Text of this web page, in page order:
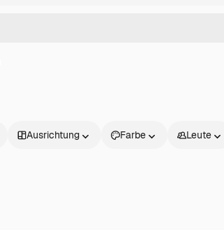
Ausrichtung Farbe Leute